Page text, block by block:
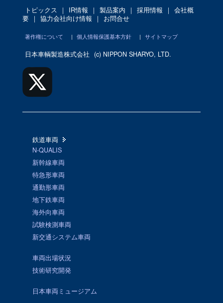
トピックス ｜ IR情報 ｜ 製品案内 ｜ 採用情報 ｜
会社概
要
｜ 協力会社向け情報 ｜ お問合せ
著作権について | 個人情報保護基本方針 | サイトマップ
日本車輌製造株式会社 (c) NIPPON SHARYO, LTD.
鉄道車両
N-QUALIS
新幹線車両
特急形車両
通勤形車両
地下鉄車両
海外向車両
試験検測車両
新交通システム車両
車両出場状況
技術研究開発
日本車両ミュージアム